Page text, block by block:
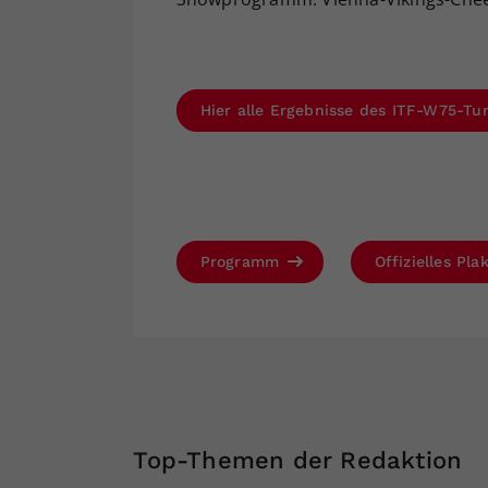
Hier alle Ergebnisse des ITF-W75-
Programm Offizielles
Top-Themen der Redaktion